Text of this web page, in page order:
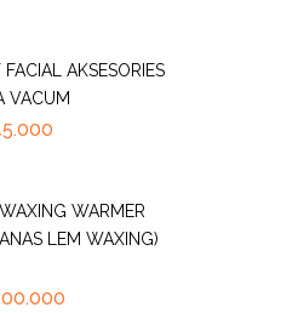
AKSESORIES
VACUM
WARMER
LEM WAXING)